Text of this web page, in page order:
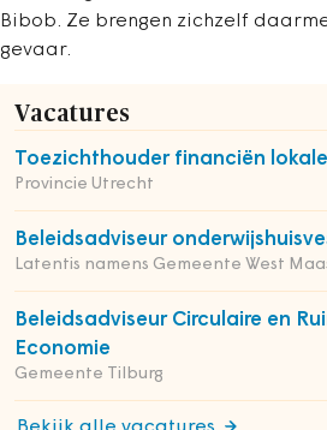
Bibob. Ze brengen zichzelf
gevaar.
Vacatures
Toezichthouder financiën
Provincie Utrecht
Beleidsadviseur
Latentis namens Gemeente West
Beleidsadviseur Circulaire en
Economie
Gemeente Tilburg